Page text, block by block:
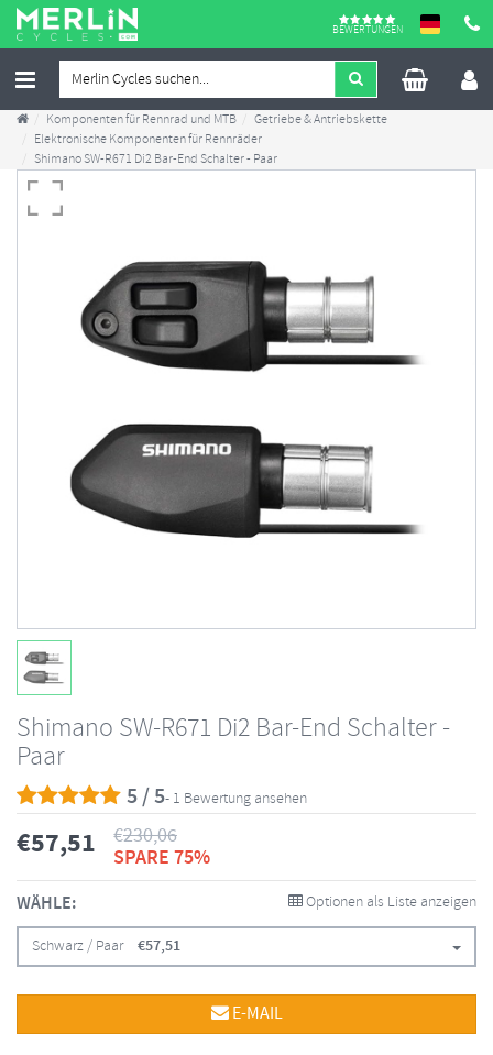
BEWERTUNGEN
Komponenten für Rennrad und MTB
Getriebe & Antriebskette
Elektronische Komponenten für Rennräder
Shimano SW-R671 Di2 Bar-End Schalter - Paar
Shimano SW-R671 Di2 Bar-End Schalter -
Paar
5 / 5- 1 Bewertung ansehen
€57,51 €230,06
SPARE 75%
WÄHLE: Optionen als Liste anzeigen
Schwarz / Paar €57,51
E-MAIL